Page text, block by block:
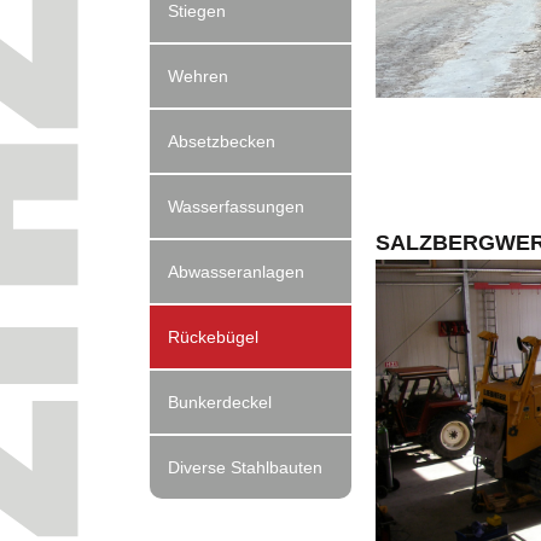
Stiegen
Wehren
Absetzbecken
Wasserfassungen
Abwasseranlagen
Rückebügel
Bunkerdeckel
Diverse Stahlbauten